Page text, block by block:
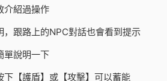
介紹過操作
，跟路上的NPC對話也會看到提示
單說明一下
下【護盾】或【攻擊】可以蓄能